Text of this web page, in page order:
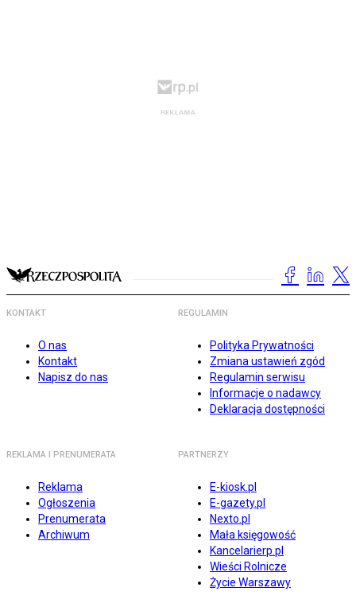
KONTAKT
O nas
Kontakt
Napisz do nas
REGULAMIN
Polityka Prywatności
Zmiana ustawień zgód
Regulamin serwisu
Informacje o nadawcy
Deklaracja dostępności
REKLAMA I PRENUMERATA
Reklama
Ogłoszenia
Prenumerata
Archiwum
PARTNERZY
E-kiosk.pl
E-gazety.pl
Nexto.pl
Mała księgowość
Kancelarierp.pl
Wieści Rolnicze
Życie Warszawy